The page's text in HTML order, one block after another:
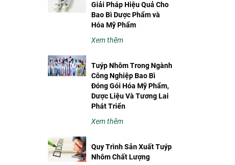
Giải Pháp Hiệu Quả Cho
Bao Bì Dược Phẩm và
Hóa Mỹ Phẩm
Xem thêm
Tuýp Nhôm Trong Ngành
Công Nghiệp Bao Bì
Đóng Gói Hóa Mỹ Phẩm,
Dược Liệu Và Tương Lai
Phát Triển
Xem thêm
Quy Trình Sản Xuất Tuýp
Nhôm Chất Lượng